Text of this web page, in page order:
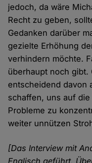
jedoch, da wäre
Recht zu geben,
Gedanken darüber
gezielte Erhöhung
verhindern möchte.
überhaupt noch gibt.
entscheidend davon
schaffen, uns auf
Probleme zu
weiter unnützen
[Das Interview mit